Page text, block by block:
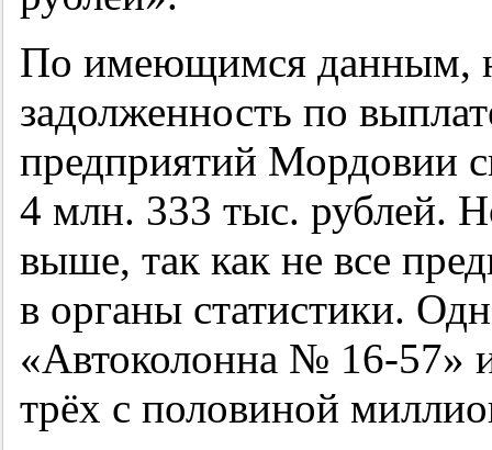
По имеющимся данным,
задолженность по
предприятий Мордовии
4 млн. 333 тыс. рублей.
выше, так как не все
в органы статистики.
«Автоколонна № 16-57»
трёх с половиной